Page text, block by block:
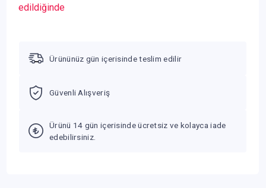
edildiğinde
Ürününüz gün içerisinde teslim edilir
Güvenli Alışveriş
Ürünü 14 gün içerisinde ücretsiz ve kolayca iade
edebilirsiniz.